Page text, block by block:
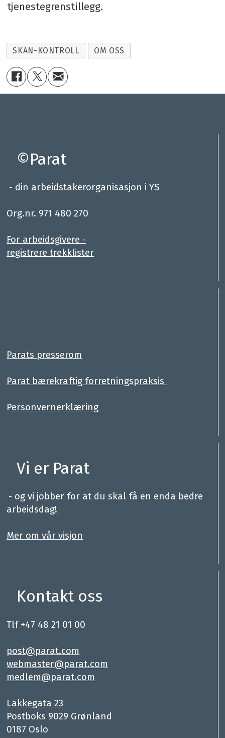
tjenestegrenstillegg.
SKAN-KONTROLL OM OSS
©Parat
- din arbeidstakerorganisasjon i YS
Org.nr. 971 480 270
For arbeidsgivere -
registrere trekklister
Parats presserom
Parat bærekraftig forretningspraksis
Personvernerklæring
Vi er Parat
- og vi jobber for at du skal få en enda bedre
arbeidsdag!
Mer om vår visjon
Kontakt oss
Tlf +47 48 21 01 00
post@parat.com
webmaster@parat.com
medlem@parat.com
Lakkegata 23
Postboks 9029 Grønland
0187 Oslo